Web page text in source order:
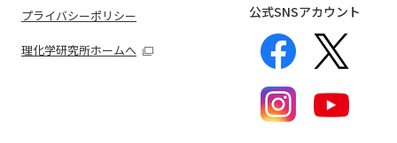
プライバシーポリシー
理化学研究所ホームへ
公式SNSアカウント